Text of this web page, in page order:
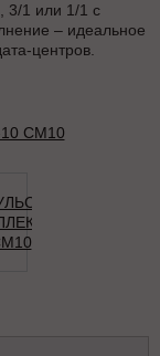
3/1 или 1/1 с
– идеальное
центров.